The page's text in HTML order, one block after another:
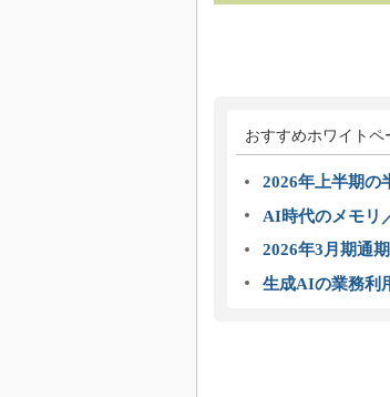
おすすめホワイトペ
2026年上半期
AI時代のメモリ
2026年3月期通
生成AIの業務利